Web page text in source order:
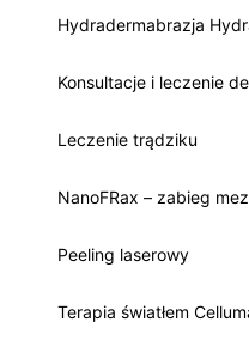
Hydradermabrazja
Konsultacje i leczenie
Leczenie trądziku
NanoFRax – zabieg
Peeling laserowy
Terapia światłem